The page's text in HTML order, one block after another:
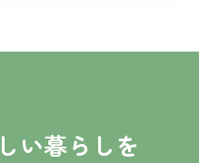
い暮らしを